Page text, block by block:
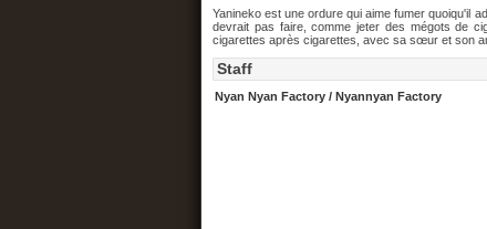
Yanineko est une ordure qui aime fumer quoiqu'il
devrait pas faire, comme jeter des mégots de
cigarettes après cigarettes, avec sa sœur et son
Staff
Nyan Nyan Factory / Nyannyan Factory